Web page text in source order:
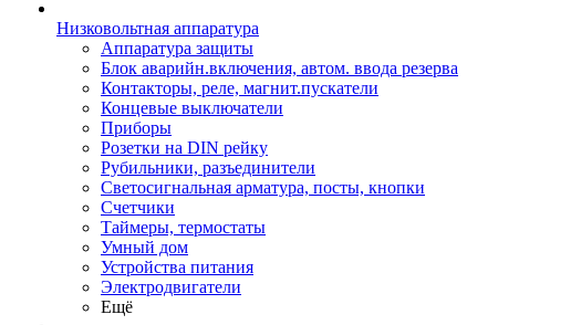
Низковольтная аппаратура
Аппаратура защиты
Блок аварийн.включения, автом. ввода резерва
Контакторы, реле, магнит.пускатели
Концевые выключатели
Приборы
Розетки на DIN рейку
Рубильники, разъединители
Светосигнальная арматура, посты, кнопки
Счетчики
Таймеры, термостаты
Умный дом
Устройства питания
Электродвигатели
Ещё